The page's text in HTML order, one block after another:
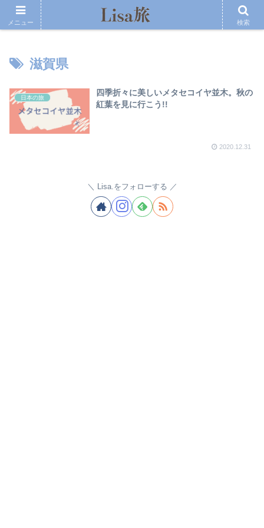
滋賀県
日本の旅
四季折々に美しいメタセコイヤ並木。秋の
紅葉を見に行こう!!
2020.12.31
Lisa.をフォローする
メニュー 検索